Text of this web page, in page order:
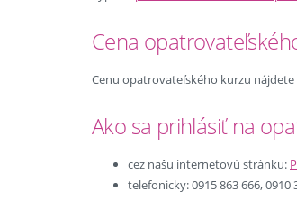
Cena
Cenu opatrovateľského kurzu nájdete
Ako sa prihlásiť na
cez našu internetovú stránku:
telefonicky: 0915 863 666, 0910